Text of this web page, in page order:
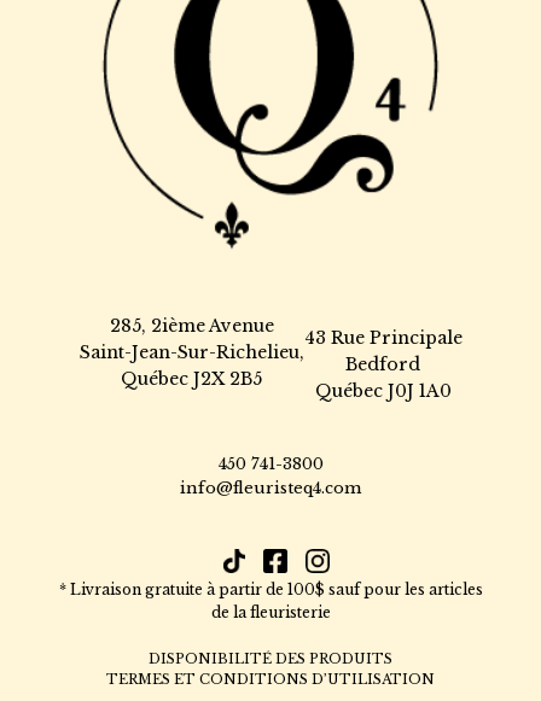
285, 2ième Avenue
Saint-Jean-Sur-Richelieu,
Québec J2X 2B5
43 Rue Principale
Bedford
Québec J0J 1A0
450 741-3800
info@fleuristeq4.com
* Livraison gratuite à partir de 100$ sauf pour les articles
de la fleuristerie
DISPONIBILITÉ DES PRODUITS
TERMES ET CONDITIONS D’UTILISATION